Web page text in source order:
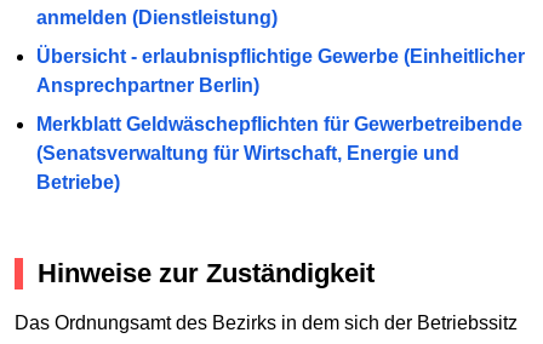
anmelden (Dienstleistung)
Übersicht - erlaubnispflichtige Gewerbe (Einheitlicher
Ansprechpartner Berlin)
Merkblatt Geldwäschepflichten für Gewerbetreibende
(Senatsverwaltung für Wirtschaft, Energie und
Betriebe)
Hinweise zur Zuständigkeit
Das Ordnungsamt des Bezirks in dem sich der Betriebssitz